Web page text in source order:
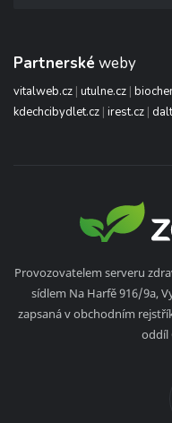
Partnerské weby
vitalweb.cz | utulne.cz |
kdechcibydlet.cz | irest.cz |
Provozovatelem serveru
sídlem Na Harfě 916/9a,
zapsaná v obchodním
oddíl